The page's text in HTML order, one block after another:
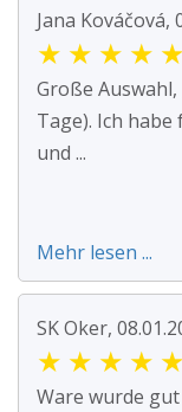
Jana Kováčová,
★ ★ ★ ★ ★
Große
Tage). Ich
und ...
Mehr lesen ...
SK Oker,
★ ★ ★ ★ ★
Ware wurde